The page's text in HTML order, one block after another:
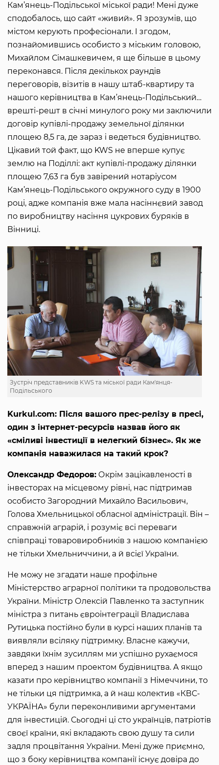
Кам’янець-Подільської міської ради! Мені дуже
сподобалось, що сайт «живий». Я зрозумів, що
містом керують професіонали. І згодом,
познайомившись особисто з міським головою,
Михайлом Сімашкевичем, я ще більше в цьому
переконався. Після декількох раундів
переговорів, візитів в нашу штаб-квартиру та
нашого керівництва в Кам’янець-Подільський…
врешті-решт в січні минулого року ми заключили
договір купівлі-продажу земельної ділянки
площею 8,5 га, де зараз і ведеться будівництво.
Цікавий той факт, що KWS не вперше купує
землю на Поділлі: акт купівлі-продажу ділянки
площею 7,63 га був завірений нотаріусом
Кам’янець-Подільського окружного суду в 1900
році, адже компанія вже мала насіннєвий завод
по виробництву насіння цукрових буряків в
Вінниці.
Зустріч представників KWS та міської ради Кам'янця-
Подільського
Kurkul.com: Після вашого прес-релізу в пресі,
один з інтернет-ресурсів назвав його як
«сміливі інвестиції в нелегкий бізнес». Як же
компанія наважилася на такий крок?
Олександр Федоров: Окрім зацікавленості в
інвесторах на місцевому рівні, нас підтримав
особисто Загородний Михайло Васильович,
Голова Хмельницької обласної адміністрації. Він –
справжній аграрій, і розуміє всі переваги
співпраці товаровиробників з нашою компанією
не тільки Хмельниччини, а й всієї України.
Не можу не згадати наше профільне
Міністерство аграрної політики та продовольства
України. Міністр Олексій Павленко та заступник
міністра з питань євроінтеграції Владислава
Рутицька постійно були в курсі наших планів та
виявляли всіляку підтримку. Власне кажучи,
завдяки їхнім зусиллям ми успішно рухаємося
вперед з нашим проектом будівництва. А якщо
казати про керівництво компанії з Німеччини, то
не тільки ця підтримка, а й наш колектив «КВС-
УКРАЇНА» були переконливими аргументами
для інвестицій. Сьогодні ці сто українців, патріотів
своєї країни, які вкладають свою душу та сили
задля процвітання України. Мені дуже приємно,
що з боку керівництва компанії існує довіра до